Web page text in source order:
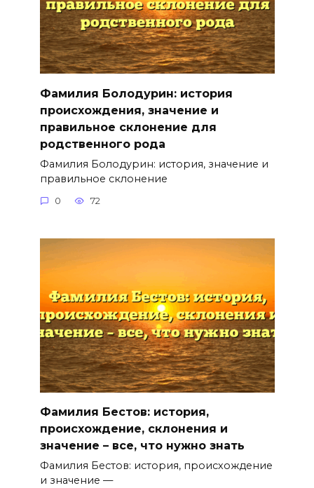
Фамилия Болодурин: история
происхождения, значение и
правильное склонение для
родственного рода
Фамилия Болодурин: история, значение и
правильное склонение
0 72
Фамилия Бестов: история,
происхождение, склонения и
значение – все, что нужно знать
Фамилия Бестов: история, происхождение
и значение —